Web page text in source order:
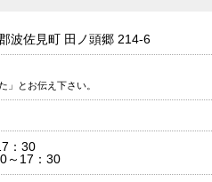
波佐見町 田ノ頭郷 214-6
」とお伝え下さい。
：30
～17：30